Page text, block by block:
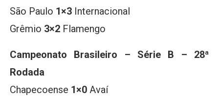
São Paulo 1×3 Internacional
Grêmio 3×2 Flamengo
Campeonato Brasileiro – Série B – 28ª
Rodada
Chapecoense 1×0 Avaí